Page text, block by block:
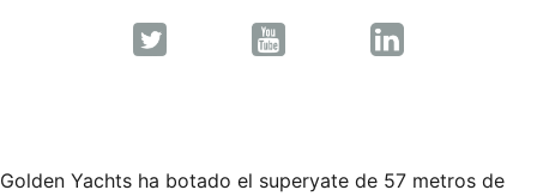
Golden Yachts ha botado el superyate de 57 metros de